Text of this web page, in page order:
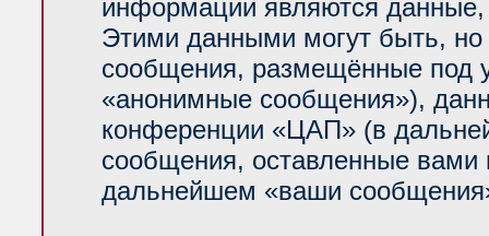
информации являются
Этими данными могут быть,
сообщения, размещённые под
«анонимные сообщения»),
конференции «ЦАП» (в
сообщения, оставленные вами
дальнейшем «ваши